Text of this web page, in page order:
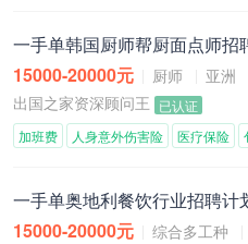
一手单韩国厨师帮厨面点师招
15000-20000元 厨师
亚洲
出国之家资深顾问王 已认证
加班费 人身意外伤害险 医疗保险
一手单奥地利餐饮行业招聘计
15000-20000元 综合多工种